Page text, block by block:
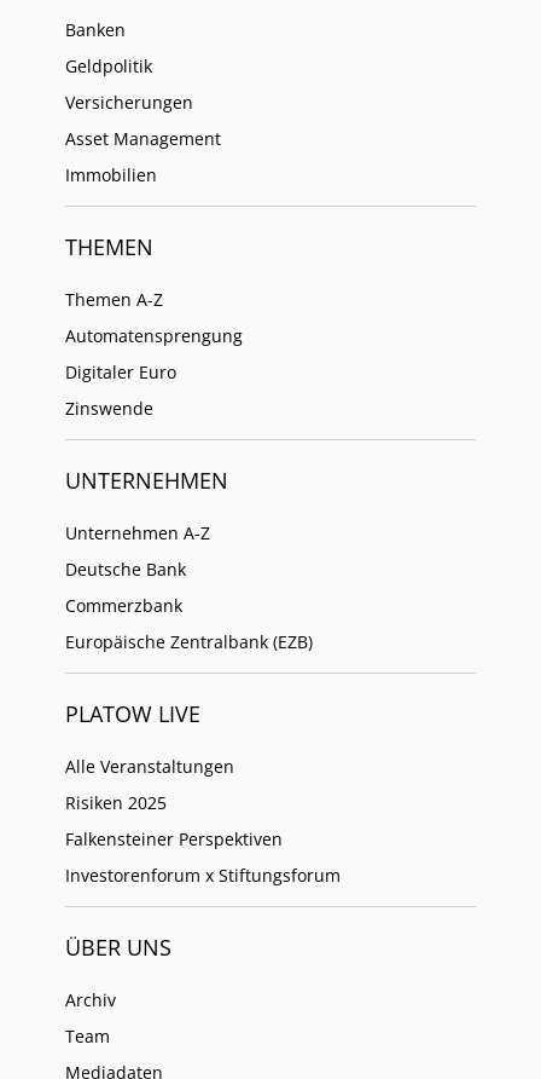
Banken
Geldpolitik
Versicherungen
Asset Management
Immobilien
THEMEN
Themen A-Z
Automatensprengung
Digitaler Euro
Zinswende
UNTERNEHMEN
Unternehmen A-Z
Deutsche Bank
Commerzbank
Europäische Zentralbank (EZB)
PLATOW LIVE
Alle Veranstaltungen
Risiken 2025
Falkensteiner Perspektiven
Investorenforum x Stiftungsforum
ÜBER UNS
Archiv
Team
Mediadaten